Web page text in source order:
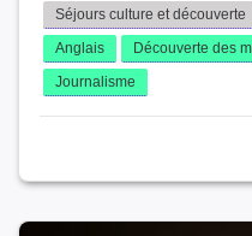
Séjours culture et découverte
Anglais
Découverte des
Journalisme